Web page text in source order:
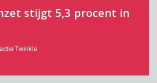
stijgt 5,3 procent in
Twinkle